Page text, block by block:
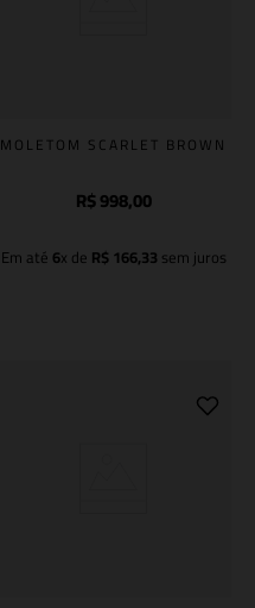
MOLETOM SCARLET BROWN
R$998,00
Em até 6x de R$166,33 sem juros